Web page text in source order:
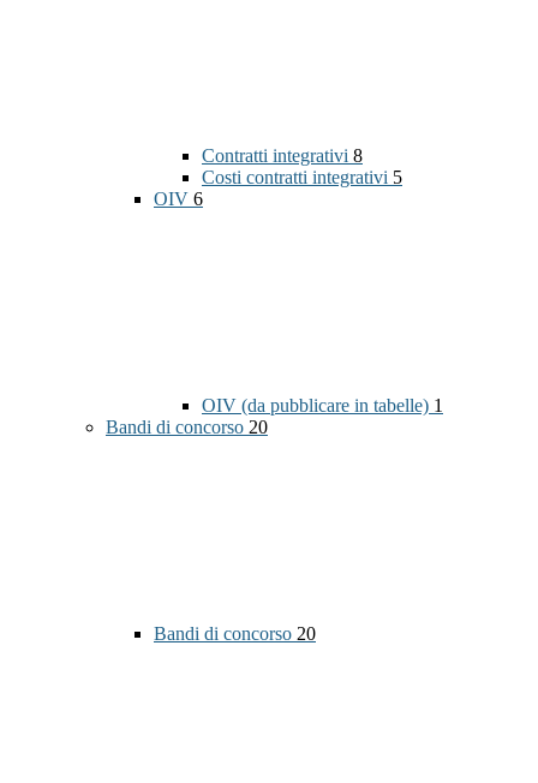
Contratti integrativi 8
Costi contratti integrativi 5
OIV 6
OIV (da pubblicare in tabelle) 1
Bandi di concorso 20
Bandi di concorso 20